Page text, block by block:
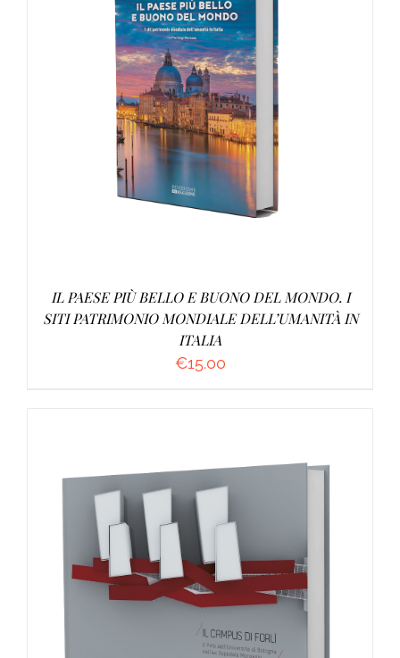
AGGIUNGI AL CARRELLO /
IL PAESE PIÙ BELLO E BUONO DEL MONDO. I
SITI PATRIMONIO MONDIALE DELL’UMANITÀ IN
ITALIA
€15.00
AGGIUNGI AL CARRELLO /